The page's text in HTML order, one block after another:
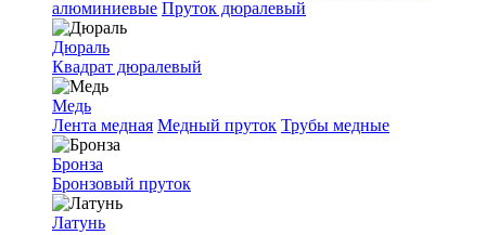
алюминиевые Пруток дюралевый
Дюраль
Квадрат дюралевый
Медь
Лента медная Медный пруток Трубы медные
Бронза
Бронзовый пруток
Латунь